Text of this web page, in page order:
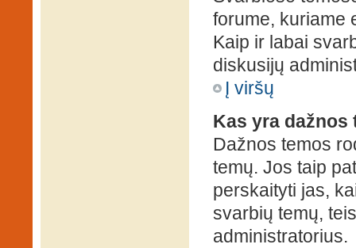
forume, kuriame
Kaip ir labai
diskusijų
Į viršų
Kas yra dažnos
Dažnos temos
temų. Jos taip
perskaityti jas,
svarbių temų,
administratorius.